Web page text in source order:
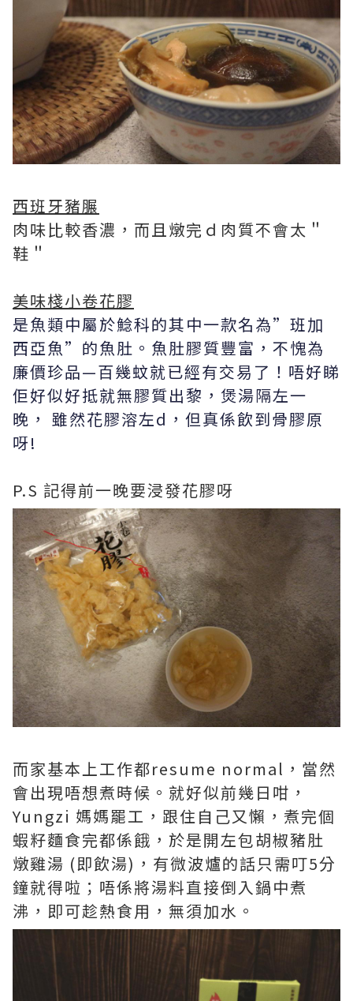
西班牙豬𦟌
肉味比較香濃，而且燉完ｄ肉質不會太＂
鞋＂
美味棧小卷花膠
是魚類中屬於鯰科的其中一款名為”班加
西亞魚”的魚肚。魚肚膠質豐富，不愧為
廉價珍品—百幾蚊就已經有交易了！唔好睇
佢好似好抵就無膠質出黎，煲湯隔左一
晚， 雖然花膠溶左d，但真係飲到骨膠原
呀!
P.S 記得前一晚要浸發花膠呀
而家基本上工作都resume normal，當然
會出現唔想煮時候。就好似前幾日咁，
Yungzi 媽媽罷工，跟住自己又懶，煮完個
蝦籽麵食完都係餓，於是開左包胡椒豬肚
燉雞湯 (即飲湯)，有微波爐的話只需叮5分
鐘就得啦；唔係將湯料直接倒入鍋中煮
沸，即可趁熱食用，無須加水。